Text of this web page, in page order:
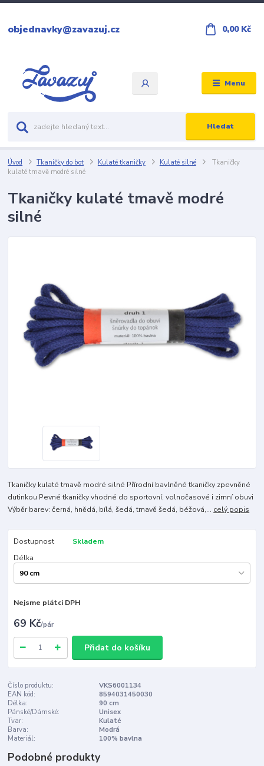
Menu
Hledat
objednavky@zavazuj.cz 0,00 Kč
Úvod Tkaničky do bot Kulaté tkaničky Kulaté silné
Tkaničky
kulaté tmavě modré silné
Tkaničky kulaté tmavě modré
silné
Tkaničky kulaté tmavě modré silné Přírodní bavlněné tkaničky zpevněné
dutinkou Pevné tkaničky vhodné do sportovní, volnočasové i zimní obuvi
Výběr barev: černá, hnědá, bílá, šedá, tmavě šedá, béžová,... celý popis
Dostupnost
Skladem
Délka
Nejsme plátci DPH
69 Kč/pár
Přidat do košíku
Číslo produktu:
VKS6001134
EAN kód:
8594031450030
Délka:
90 cm
Pánské/Dámské:
Unisex
Tvar:
Kulaté
Barva:
Modrá
Materiál:
100% bavlna
Podobné produkty